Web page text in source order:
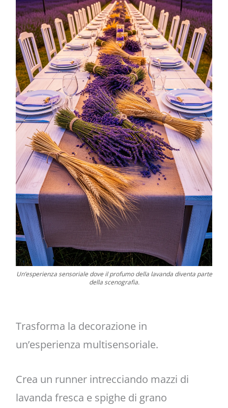
Un’esperienza sensoriale dove il profumo della lavanda diventa parte
della scenografia.
Trasforma la decorazione in
un’esperienza multisensoriale.
Crea un runner intrecciando mazzi di
lavanda fresca e spighe di grano